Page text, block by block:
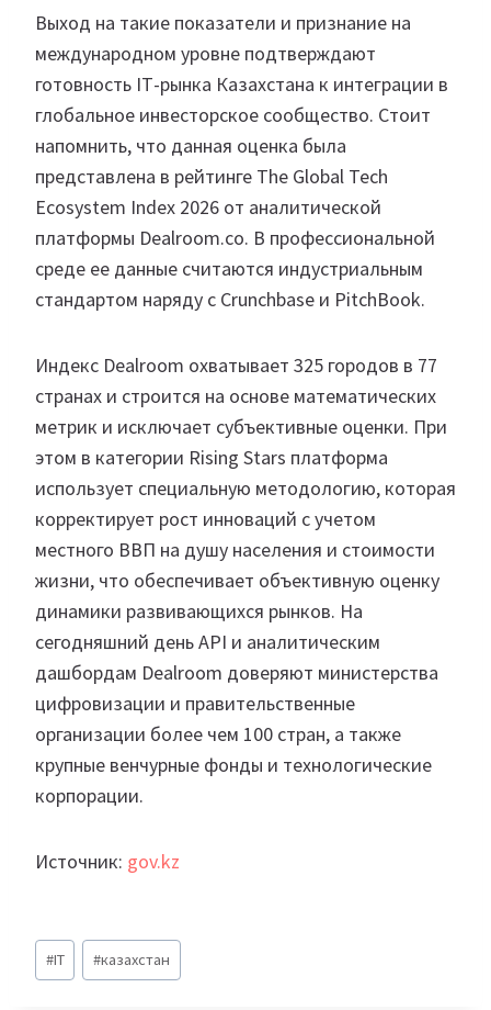
Выход на такие показатели и признание на
международном уровне подтверждают
готовность ІТ-рынка Казахстана к интеграции в
глобальное инвесторское сообщество. Стоит
напомнить, что данная оценка была
представлена в рейтинге The Global Tech
Ecosystem Index 2026 от аналитической
платформы Dealroom.co. В профессиональной
среде ее данные считаются индустриальным
стандартом наряду с Crunchbase и PitchBook.
Индекс Dealroom охватывает 325 городов в 77
странах и строится на основе математических
метрик и исключает субъективные оценки. При
этом в категории Rising Stars платформа
использует специальную методологию, которая
корректирует рост инноваций с учетом
местного ВВП на душу населения и стоимости
жизни, что обеспечивает объективную оценку
динамики развивающихся рынков. На
сегодняшний день API и аналитическим
дашбордам Dealroom доверяют министерства
цифровизации и правительственные
организации более чем 100 стран, а также
крупные венчурные фонды и технологические
корпорации.
Источник: gov.kz
Метки
записи:
#IT #казахстан